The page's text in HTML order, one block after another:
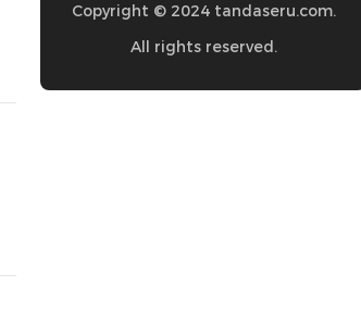
Copyright © 2024 tandaseru.com.
All rights reserved.